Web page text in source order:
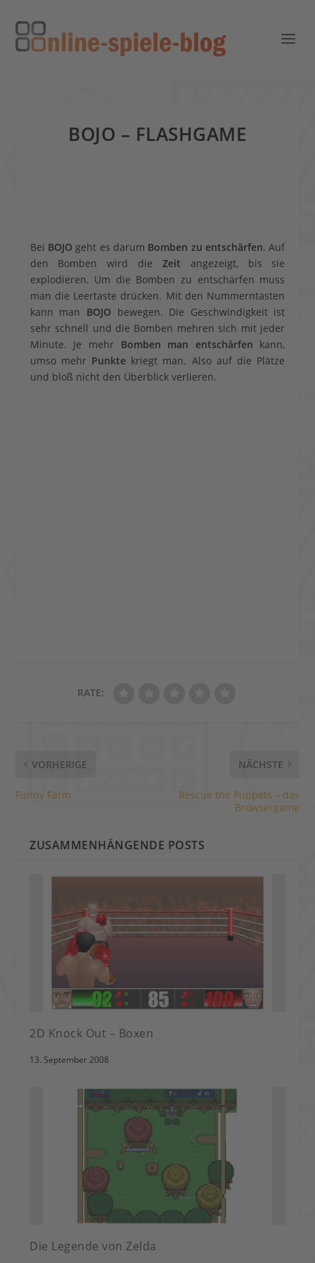
BOJO – FLASHGAME
Bei BOJO geht es darum Bomben zu entschärfen. Auf
den Bomben wird die Zeit angezeigt, bis sie
explodieren. Um die Bomben zu entschärfen muss
man die Leertaste drücken. Mit den Nummerntasten
kann man BOJO bewegen. Die Geschwindigkeit ist
sehr schnell und die Bomben mehren sich mit jeder
Minute. Je mehr Bomben man entschärfen kann,
umso mehr Punkte kriegt man. Also auf die Plätze
und bloß nicht den Überblick verlieren.
RATE:
VORHERIGE
Funny Farm
NÄCHSTE
Rescue the Puppets – das
Browsergame
ZUSAMMENHÄNGENDE POSTS
2D Knock Out – Boxen
13. September 2008
Die Legende von Zelda